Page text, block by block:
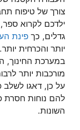
צורך של טיפוח
ילדכם לקרוא
גדלים, כך פינת
יותר והכרחית
במערכת החינוך,
מורכבות יותר
על כן, דאגו לשלב
להם נוחות חסרת
השונות.